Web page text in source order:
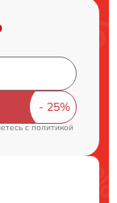
cполитикой